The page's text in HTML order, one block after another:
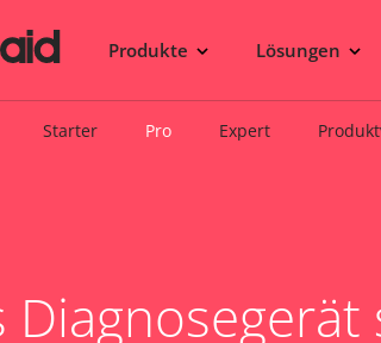
Produkte Lösungen
Starter Pro Expert
Diagnosegerät